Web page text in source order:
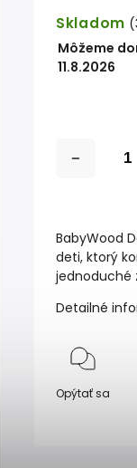
Skladom
Môžeme
11.8.2026
BabyWood
deti, ktorý
jednoduché
Detailné
Opýtať sa